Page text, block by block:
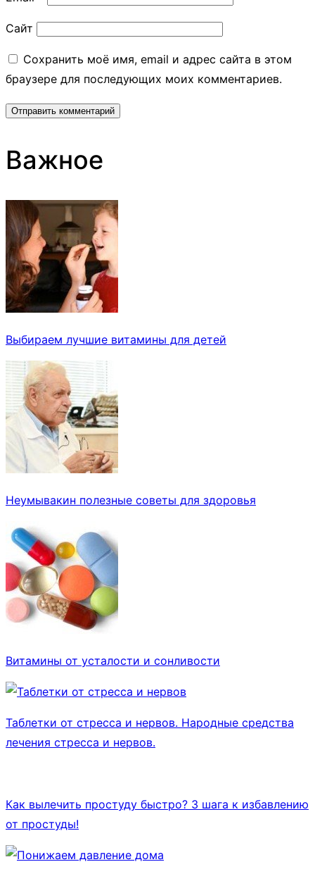
Сайт
Сохранить моё имя, email и адрес сайта в этом
браузере для последующих моих комментариев.
Важное
Выбираем лучшие витамины для детей
Неумывакин полезные советы для здоровья
Витамины от усталости и сонливости
Таблетки от стресса и нервов. Народные средства
лечения стресса и нервов.
Как вылечить простуду быстро? 3 шага к избавлению
от простуды!